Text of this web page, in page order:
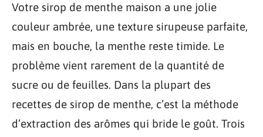
Votre sirop de menthe maison a une jolie
couleur ambrée, une texture sirupeuse parfaite,
mais en bouche, la menthe reste timide. Le
problème vient rarement de la quantité de
sucre ou de feuilles. Dans la plupart des
recettes de sirop de menthe, c’est la méthode
d’extraction des arômes qui bride le goût. Trois